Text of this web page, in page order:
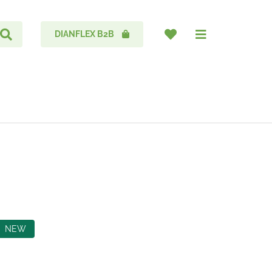
DIANFLEX B2B
NEW